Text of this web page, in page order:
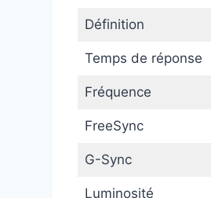
Définition
Temps de réponse
Fréquence
FreeSync
G-Sync
Luminosité